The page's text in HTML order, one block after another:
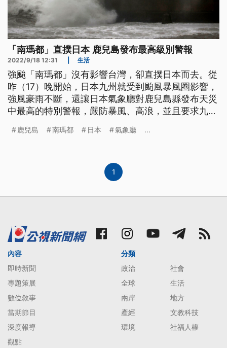
「南瑪都」直撲日本 鹿兒島發布最高級別警報
2022/9/18 12:31 生活
強颱「南瑪都」沒有影響台灣，卻直撲日本而去。從
昨（17）晚開始，日本九州就受到颱風暴風圈影響，
強風豪雨不斷，還讓日本氣象廳對鹿兒島縣發布天災
中最高的特別警報，嚴防暴風、高浪，並且要求九州
鹿兒島 南瑪都 日本 氣象廳 ...
1
內容
即時新聞
專題策展
數位敘事
當期節目
深度報導
觀點
分類
政治
社會
全球
生活
兩岸
地方
產經
文教科技
環境
社福人權